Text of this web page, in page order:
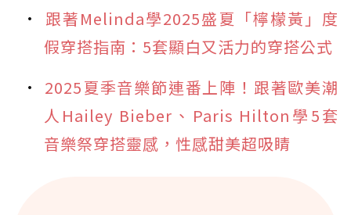
跟著Melinda學2025盛夏「檸檬黃」度
假穿搭指南：5套顯白又活力的穿搭公式
2025夏季音樂節連番上陣！跟著歐美潮
人Hailey Bieber、Paris Hilton學5套
音樂祭穿搭靈感，性感甜美超吸睛